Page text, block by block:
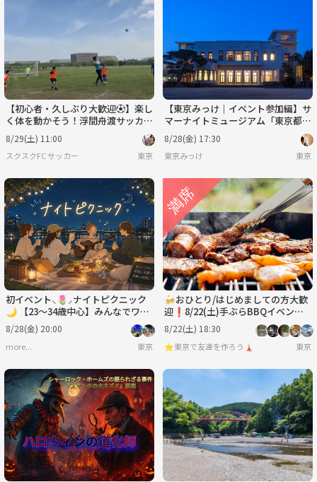
【初心者・久しぶり大歓迎⚽️】楽し
く体を動かそう！浮間舟渡サッカー
イベント開催！
8/29(土) 11:00
スクスクFC サッカー 東京
【東京みっけ｜イベント参加編】サ
マーナイトミュージアム「東京都庭
園美術館」に行こう！
8/28(金) 17:30
東京みっけ 東京
初イベント⸜🌷︎⸝‍ナイトピクニック
🌙 【23～34歳中心】みんなでワイ
ワイ楽しもう🧺💫
8/28(金) 20:00
more... 東京
🍻おひとり/はじめましての方大歓
迎❗️8/22(土)手ぶらBBQイベント
🥩🔥
8/22(土) 18:30
⭐️東京で友達を作ろう🗼 東京